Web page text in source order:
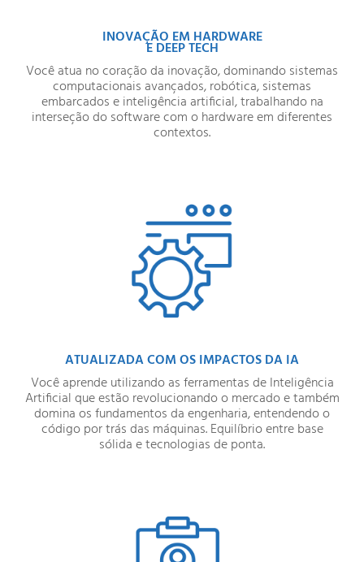
INOVAÇÃO EM HARDWARE
E DEEP TECH
Você atua no coração da inovação, dominando sistemas
computacionais avançados, robótica, sistemas
embarcados e inteligência artificial, trabalhando na
interseção do software com o hardware em diferentes
contextos.
ATUALIZADA COM OS IMPACTOS DA IA
Você aprende utilizando as ferramentas de Inteligência
Artificial que estão revolucionando o mercado e também
domina os fundamentos da engenharia, entendendo o
código por trás das máquinas. Equilíbrio entre base
sólida e tecnologias de ponta.